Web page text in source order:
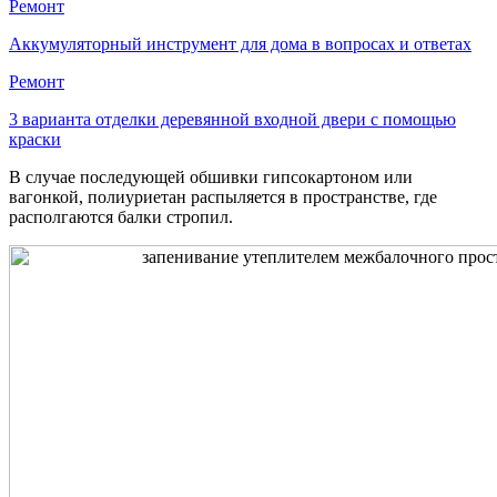
Ремонт
Аккумуляторный инструмент для дома в вопросах и ответах
Ремонт
3 варианта отделки деревянной входной двери с помощью
краски
В случае последующей обшивки гипсокартоном или
вагонкой, полиуриетан распыляется в пространстве, где
располгаются балки стропил.